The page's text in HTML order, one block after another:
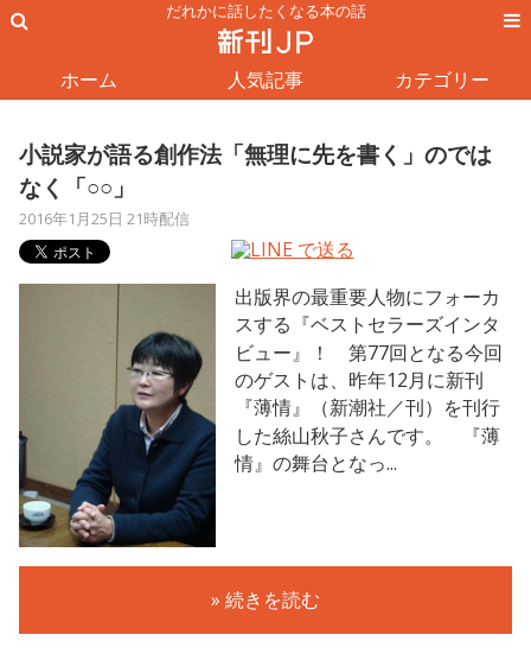
だれかに話したくなる本の話
ホーム 人気記事 カテゴリー
小説家が語る創作法「無理に先を書く」のでは
なく「○○」
2016年1月25日 21時配信
出版界の最重要人物にフォーカ
スする『ベストセラーズインタ
ビュー』！ 第77回となる今回
のゲストは、昨年12月に新刊
『薄情』（新潮社／刊）を刊行
した絲山秋子さんです。 『薄
情』の舞台となっ...
» 続きを読む